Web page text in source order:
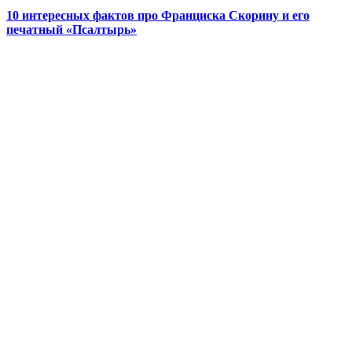
10 интересных фактов про Франциска Скорину и его
печатный «Псалтырь»